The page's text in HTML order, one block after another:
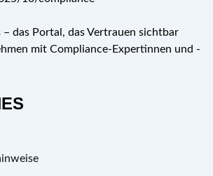
das Portal, das Vertrauen sichtbar
mit Compliance-Expertinnen und -